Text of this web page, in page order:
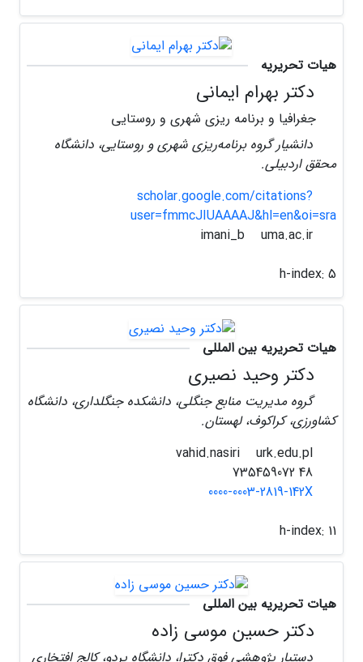
هیات تحریریه
دکتر بهرام ایمانی
جغرافیا و برنامه ریزی شهری و روستایی
دانشیار گروه برنامه‌ریزی شهری و روستایی، دانشگاه
محقق اردبیلی.
scholar.google.com/citations?
user=fmmcJIUAAAAJ&hl=en&oi=sra
uma.ac.ir
h-index: 5
هیات تحریریه بین المللی
دکتر وحید نصیری
گروه مدیریت منابع جنگلی، دانشکده جنگلداری، دانشگاه
کشاورزی، کراکوف، لهستان.
urk.edu.pl
0000-0003-2819-142X
h-index: 11
هیات تحریریه بین المللی
دکتر حسین موسی زاده
دستیار پژوهشی فوق دکترا، دانشگاه پردو، کالج افتخاری